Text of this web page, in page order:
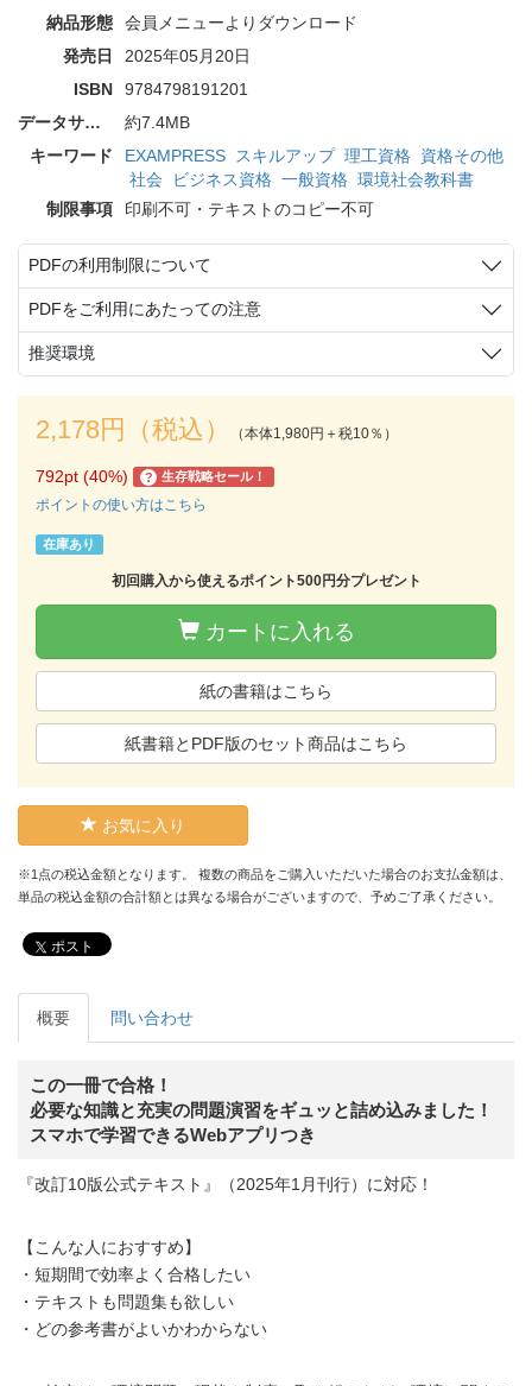
納品形態
会員メニューよりダウンロード
発売日
2025年05月20日
ISBN
9784798191201
データサイズ
約7.4MB
キーワード
EXAMPRESS スキルアップ 理工資格 資格その他
社会
ビジネス資格 一般資格 環境社会教科書
制限事項
印刷不可・テキストのコピー不可
PDFの利用制限について
PDFをご利用にあたっての注意
推奨環境
2,178円（税込） （本体1,980円＋税10％）
792pt (40%) ? 生存戦略セール！
ポイントの使い方はこちら
在庫あり
初回購入から使えるポイント500円分プレゼント
カートに入れる
紙の書籍はこちら
紙書籍とPDF版のセット商品はこちら
お気に入り
※1点の税込金額となります。 複数の商品をご購入いただいた場合のお支払金額は、
単品の税込金額の合計額とは異なる場合がございますので、予めご了承ください。
ポスト
概要 問い合わせ
この一冊で合格！
必要な知識と充実の問題演習をギュッと詰め込みました！
スマホで学習できるWebアプリつき
『改訂10版公式テキスト』（2025年1月刊行）に対応！
【こんな人におすすめ】
・短期間で効率よく合格したい
・テキストも問題集も欲しい
・どの参考書がよいかわからない